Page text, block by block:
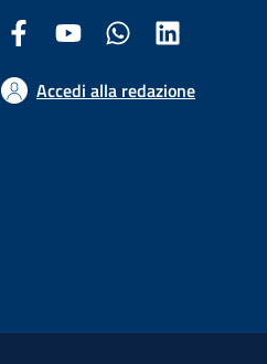
Facebook Comune di Arezzo
Youtube Comune di Arezzo
Twitter Comune di
Accedi alla redazione